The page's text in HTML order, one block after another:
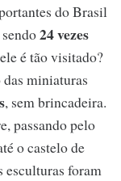
do Brasil
24 vezes
é tão visitado?
miniaturas
, sem brincadeira.
passando pelo
o castelo de
esculturas foram